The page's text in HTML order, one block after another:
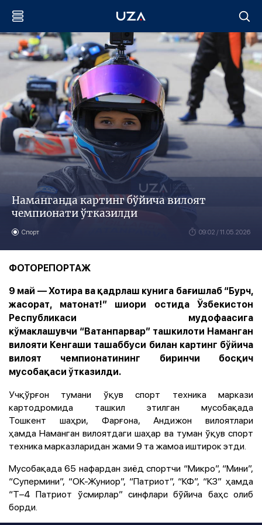
Наманганда картинг бўйича вилоят
чемпионати ўтказилди
Спорт 09:02 / 11.05.2026
ФОТОРЕПОРТАЖ
9 май — Хотира ва қадрлаш кунига бағишлаб “Бурч,
жасорат, матонат!” шиори остида Ўзбекистон
Республикаси мудофаасига
кўмаклашувчи “Ватанпарвар” ташкилоти Наманган
вилояти Кенгаши ташаббуси билан картинг бўйича
вилоят чемпионатининг биринчи босқич
мусобақаси ўтказилди.
Учқўрғон тумани ўқув спорт техника маркази
картодромида ташкил этилган мусобақада
Тошкент шаҳри, Фарғона, Андижон вилоятлари
ҳамда Наманган вилоятдаги шаҳар ва туман ўқув спорт
техника марказларидан жами 9 та жамоа иштирок этди.
Мусобақада 65 нафардан зиёд спортчи “Микро”, “Мини”,
“Супермини”, “ОК-Жуниор”, “Патриот”, “КФ”, “КЗ” ҳамда
“Т–4 Патриот ўсмирлар” синфлари бўйича баҳс олиб
борди.